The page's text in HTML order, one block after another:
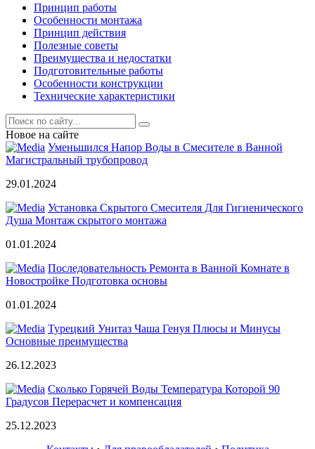
Принцип работы
Особенности монтажа
Принцип действия
Полезные советы
Преимущества и недостатки
Подготовительные работы
Особенности конструкции
Технические характеристики
Новое на сайте
Уменьшился Напор Воды в Смесителе в Ванной
Магистральный трубопровод
29.01.2024
Установка Скрытого Смесителя Для Гигиенического
Душа Монтаж скрытого монтажа
01.01.2024
Последовательность Ремонта в Ванной Комнате в
Новостройке Подготовка основы
01.01.2024
Турецкий Унитаз Чаша Генуя Плюсы и Минусы
Основные преимущества
26.12.2023
Сколько Горячей Воды Температура Которой 90
Градусов Перерасчет и компенсация
25.12.2023